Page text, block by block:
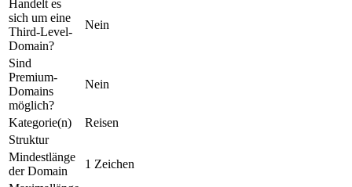
Handelt es
sich um eine
Third-Level-
Domain?
Nein
Sind
Premium-
Domains
möglich?
Nein
Kategorie(n)
Reisen
Struktur
Mindestlänge
der Domain
1 Zeichen